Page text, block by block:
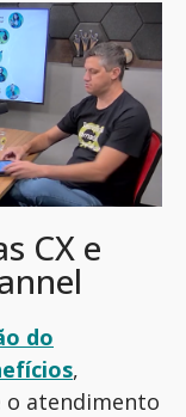
CX e
do
,
o atendimento